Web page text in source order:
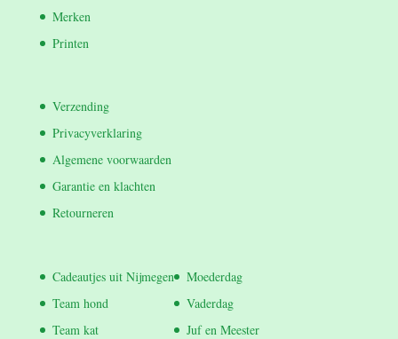
Merken
Printen
Verzending
Privacyverklaring
Algemene voorwaarden
Garantie en klachten
Retourneren
Cadeautjes uit Nijmegen
Team hond
Team kat
Moederdag
Vaderdag
Juf en Meester